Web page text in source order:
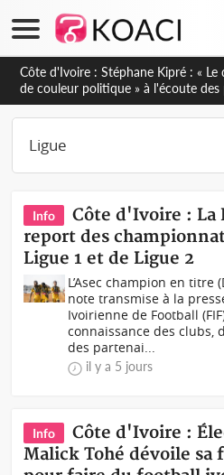
Mali : Les FAMa accueillent 254
groupes armés
Info
Côte d'Ivoire : La
report des
Ligue 1 et de Ligue 2
L’Asec champion en titre
note transmise à la
Ivoirienne de Football
connaissance des clubs,
des partenai...
il y a 5 jours
Info
Côte d'Ivoire :
Malick Tohé dévoile sa